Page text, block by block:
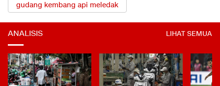
gudang kembang api meledak
ANALISIS LIHAT SEMUA